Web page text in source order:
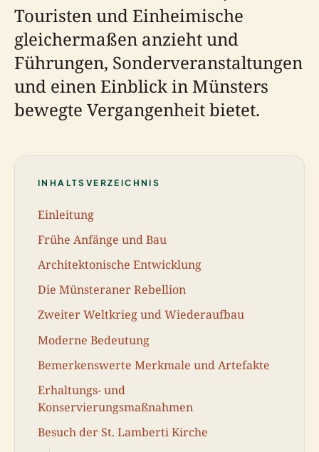
Touristen und Einheimische
gleichermaßen anzieht und
Führungen, Sonderveranstaltungen
und einen Einblick in Münsters
bewegte Vergangenheit bietet.
INHALTSVERZEICHNIS
Einleitung
Frühe Anfänge und Bau
Architektonische Entwicklung
Die Münsteraner Rebellion
Zweiter Weltkrieg und Wiederaufbau
Moderne Bedeutung
Bemerkenswerte Merkmale und Artefakte
Erhaltungs- und
Konservierungsmaßnahmen
Besuch der St. Lamberti Kirche